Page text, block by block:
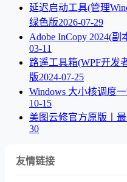
延迟启动工具(管理
绿色版2026-07-29
Adobe InCopy 2024(
03-11
路遥工具箱(WPF开发
版2024-07-25
Windows 大小核调度
10-15
美图云修官方原版丨
30
友情链接